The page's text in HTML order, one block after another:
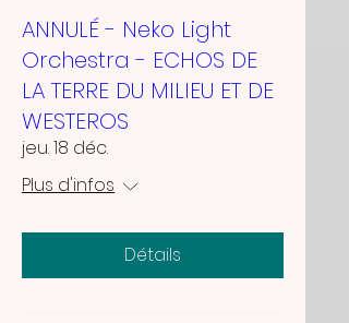
ANNULÉ - Neko Light
Orchestra - ECHOS DE
LA TERRE DU MILIEU ET DE
WESTEROS
jeu. 18 déc.
Plus d'infos
Détails